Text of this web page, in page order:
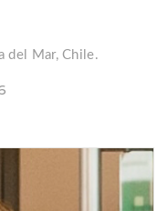
del Mar, Chile.